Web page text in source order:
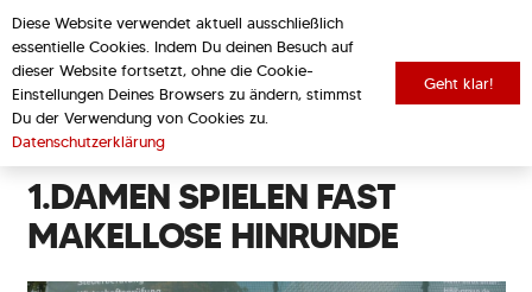
1.DAMEN SPIELEN FAST
MAKELLOSE HINRUNDE
zurück zur Übersicht
Diese Website verwendet aktuell ausschließlich
essentielle Cookies. Indem Du deinen Besuch auf
dieser Website fortsetzt, ohne die Cookie-
Einstellungen Deines Browsers zu ändern, stimmst
Du der Verwendung von Cookies zu.
Datenschutzerklärung
Geht klar!